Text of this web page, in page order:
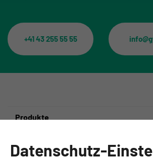
+41 43 255 55 55
Produkte
Datenschutz-